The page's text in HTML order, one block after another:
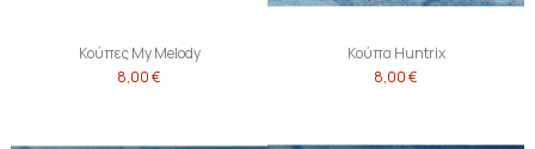
Κούπες My Melody
8,00 €
Κούπα Huntrix
8,00 €